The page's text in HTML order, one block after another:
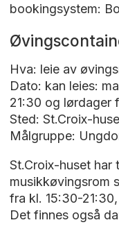
bookingsystem:
Hva: leie av
Dato: kan leies:
21:30 og lørdager
Sted: St.Croix-
Målgruppe:
St.Croix-huset har
musikkøvingsrom
fra kl. 15:30-
Det finnes også